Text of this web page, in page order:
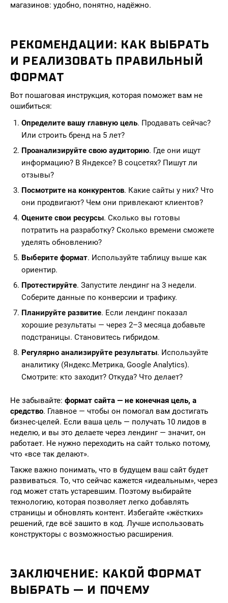
магазинов: удобно, понятно, надёжно.
РЕКОМЕНДАЦИИ: КАК ВЫБРАТЬ
И РЕАЛИЗОВАТЬ ПРАВИЛЬНЫЙ
ФОРМАТ
Вот пошаговая инструкция, которая поможет вам не
ошибиться:
Определите вашу главную цель. Продавать сейчас?
Или строить бренд на 5 лет?
Проанализируйте свою аудиторию. Где они ищут
информацию? В Яндексе? В соцсетях? Пишут ли
отзывы?
Посмотрите на конкурентов. Какие сайты у них? Что
они продвигают? Чем они привлекают клиентов?
Оцените свои ресурсы. Сколько вы готовы
потратить на разработку? Сколько времени сможете
уделять обновлению?
Выберите формат. Используйте таблицу выше как
ориентир.
Протестируйте. Запустите лендинг на 3 недели.
Соберите данные по конверсии и трафику.
Планируйте развитие. Если лендинг показал
хорошие результаты — через 2–3 месяца добавьте
подстраницы. Становитесь гибридом.
Регулярно анализируйте результаты. Используйте
аналитику (Яндекс.Метрика, Google Analytics).
Смотрите: кто заходит? Откуда? Что делает?
Не забывайте: формат сайта — не конечная цель, а
средство. Главное — чтобы он помогал вам достигать
бизнес-целей. Если ваша цель — получать 10 лидов в
неделю, и вы это делаете через лендинг — значит, он
работает. Не нужно переходить на сайт только потому,
что «все так делают».
Также важно понимать, что в будущем ваш сайт будет
развиваться. То, что сейчас кажется «идеальным», через
год может стать устаревшим. Поэтому выбирайте
технологию, которая позволяет легко добавлять
страницы и обновлять контент. Избегайте «жёстких»
решений, где всё зашито в код. Лучше использовать
конструкторы с возможностью расширения.
ЗАКЛЮЧЕНИЕ: КАКОЙ ФОРМАТ
ВЫБРАТЬ — И ПОЧЕМУ